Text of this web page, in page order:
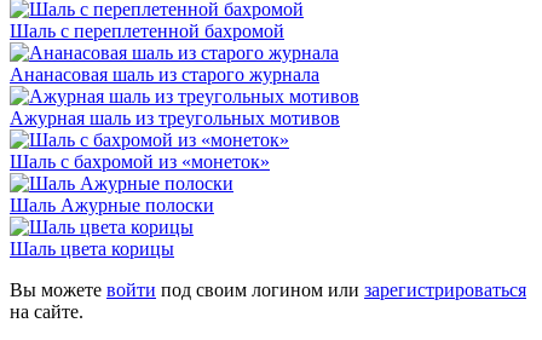
Шаль с переплетенной бахромой
Ананасовая шаль из старого журнала
Ажурная шаль из треугольных мотивов
Шаль с бахромой из «монеток»
Шаль Ажурные полоски
Шаль цвета корицы
Вы можете войти под своим логином или зарегистрироваться
на сайте.